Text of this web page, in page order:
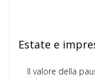
Estate e
Il valore della